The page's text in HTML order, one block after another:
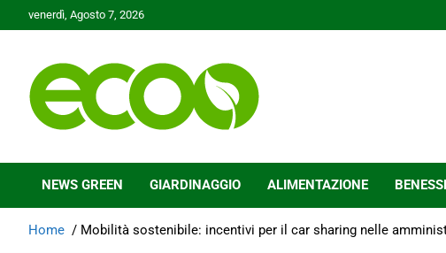
to
venerdì, Agosto 7, 2026
Ecoo.it
NEWS GREEN GIARDINAGGIO ALIMENTAZIONE
Home Mobilità sostenibile: incentivi per il car sharing nelle